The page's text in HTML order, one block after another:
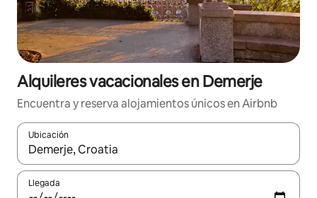
Alquileres vacacionales en Demerje
Encuentra y reserva alojamientos únicos en Airbnb
Ubicación
Cuando los resultados estén disponibles, navega con las
Llegada